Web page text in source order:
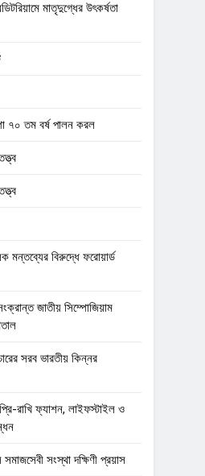
মাতৃদুগ্ধের উৎকর্ষতা
৭০ তম বর্ষ পালন করল
মন্তব্যের বিরুদ্ধে ফরোয়ার্ড
জাতীয় সিম্পোজিয়াম
সরব ভারতীয় কিন্নর
রাখি ফ্যাশন, লাইফস্টাইল ও
সংস্থা দক্ষিণী প্রয়াস